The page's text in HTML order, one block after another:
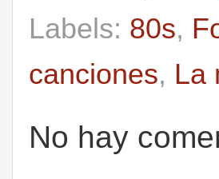
Labels: 80s,
canciones, La
No hay